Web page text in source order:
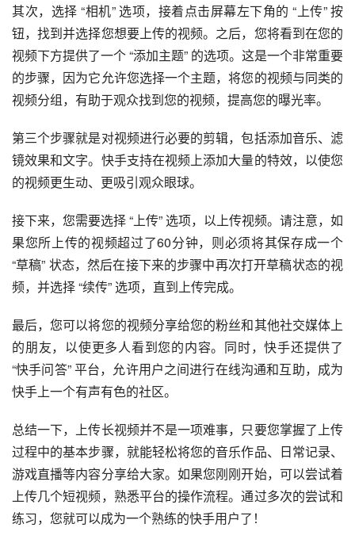
其次，选择 “相机” 选项，接着点击屏幕左下角的 “上传” 按
钮，找到并选择您想要上传的视频。之后，您将看到在您的
视频下方提供了一个 “添加主题” 的选项。这是一个非常重要
的步骤，因为它允许您选择一个主题，将您的视频与同类的
视频分组，有助于观众找到您的视频，提高您的曝光率。
第三个步骤就是对视频进行必要的剪辑，包括添加音乐、滤
镜效果和文字。快手支持在视频上添加大量的特效，以使您
的视频更生动、更吸引观众眼球。
接下来，您需要选择 “上传” 选项，以上传视频。请注意，如
果您所上传的视频超过了60分钟，则必须将其保存成一个
“草稿” 状态，然后在接下来的步骤中再次打开草稿状态的视
频，并选择 “续传” 选项，直到上传完成。
最后，您可以将您的视频分享给您的粉丝和其他社交媒体上
的朋友，以使更多人看到您的内容。同时，快手还提供了
“快手问答” 平台，允许用户之间进行在线沟通和互助，成为
快手上一个有声有色的社区。
总结一下，上传长视频并不是一项难事，只要您掌握了上传
过程中的基本步骤，就能轻松将您的音乐作品、日常记录、
游戏直播等内容分享给大家。如果您刚刚开始，可以尝试着
上传几个短视频，熟悉平台的操作流程。通过多次的尝试和
练习，您就可以成为一个熟练的快手用户了！